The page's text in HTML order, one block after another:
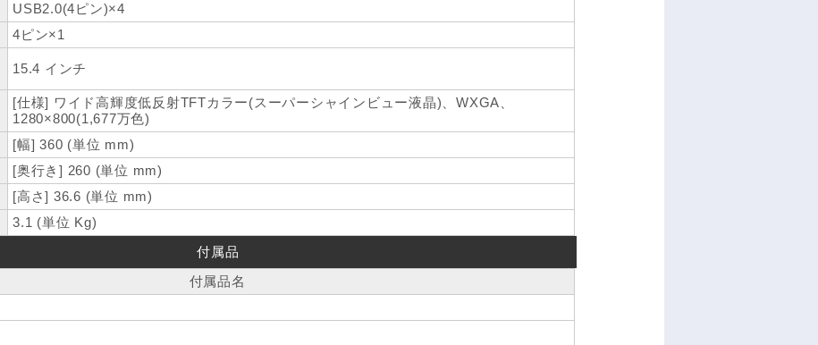
USB2.0(4ピン)×4
4ピン×1
15.4 インチ
[仕様] ワイド高輝度低反射TFTカラー(スーパーシャインビュー液晶)、WXGA、
1280×800(1,677万色)
[幅] 360 (単位 mm)
[奥行き] 260 (単位 mm)
[高さ] 36.6 (単位 mm)
3.1 (単位 Kg)
付属品
付属品名